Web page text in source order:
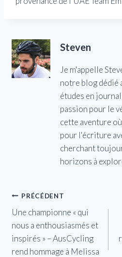
Steven
Je m'appelle
notre blog dédié
études en
passion pour le
cette aventure
pour l'écriture
cherchant
horizons à
Navigation
de
l’article
PRÉCÉDENT
Une championne « qui
nous a enthousiasmés et
inspirés » – AusCycling
rend hommage à Melissa